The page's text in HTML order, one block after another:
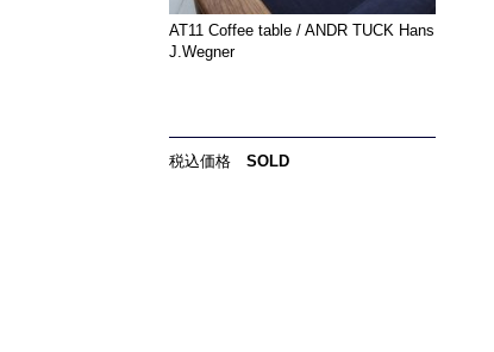
AT11 Coffee table / ANDR TUCK Hans
J.Wegner
税込価格 SOLD